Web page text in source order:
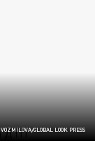
GLOBAL LOOK PRESS